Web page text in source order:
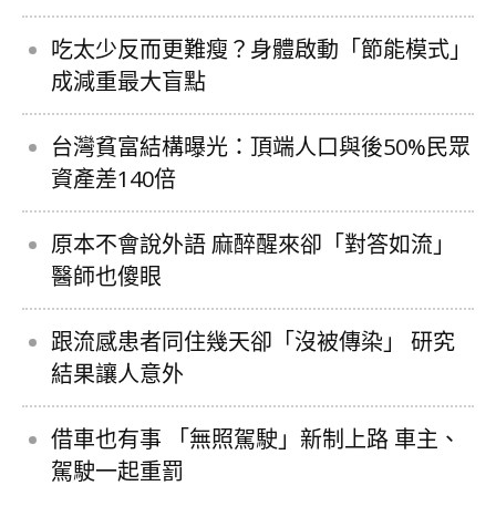
吃太少反而更難瘦？身體啟動「節能模式」
成減重最大盲點
台灣貧富結構曝光：頂端人口與後50%民眾
資產差140倍
原本不會說外語 麻醉醒來卻「對答如流」
醫師也傻眼
跟流感患者同住幾天卻「沒被傳染」 研究
結果讓人意外
借車也有事 「無照駕駛」新制上路 車主、
駕駛一起重罰